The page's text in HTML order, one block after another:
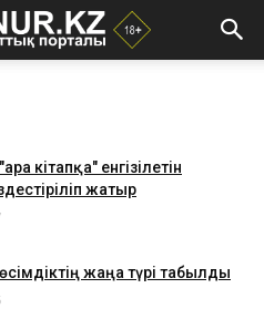
кітапқа" енгізілетін
жатыр
жаңа түрі табылды